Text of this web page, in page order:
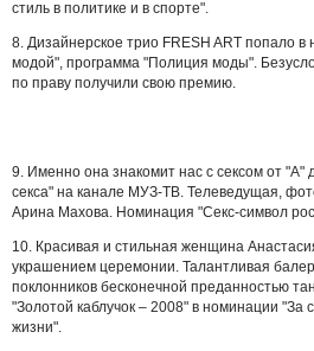
стиль в политике и в спорте".
8. Дизайнерское трио FRESH ART попало
модой", программа "Полиция моды".
по праву получили свою премию.
9. Именно она знакомит нас с сексом от "А"
секса" на канале МУЗ-ТВ. Телеведущая,
Арина Махова. Номинация "Секс-символ
10. Красивая и стильная женщина
украшением церемонии. Талантливая
поклонников бесконечной преданностью
"Золотой каблучок – 2008" в номинации "За
жизни".